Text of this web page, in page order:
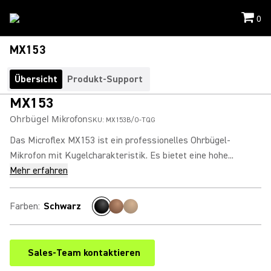
0
MX153
Übersicht Produkt-Support
MX153
Ohrbügel MikrofonSKU: MX153B/O-TQG
Das Microflex MX153 ist ein professionelles Ohrbügel-
Mikrofon mit Kugelcharakteristik. Es bietet eine hohe...
Mehr erfahren
Farben: Schwarz
Sales-Team kontaktieren